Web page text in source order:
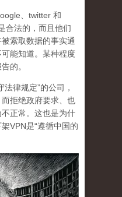
、twitter 和
合法的，而且他们
索取数据的事实通
能知道。某种程度
的。
律规定”的公司，
拒绝政府要求、也
正常。这也是为什
VPN是“遵循中国的